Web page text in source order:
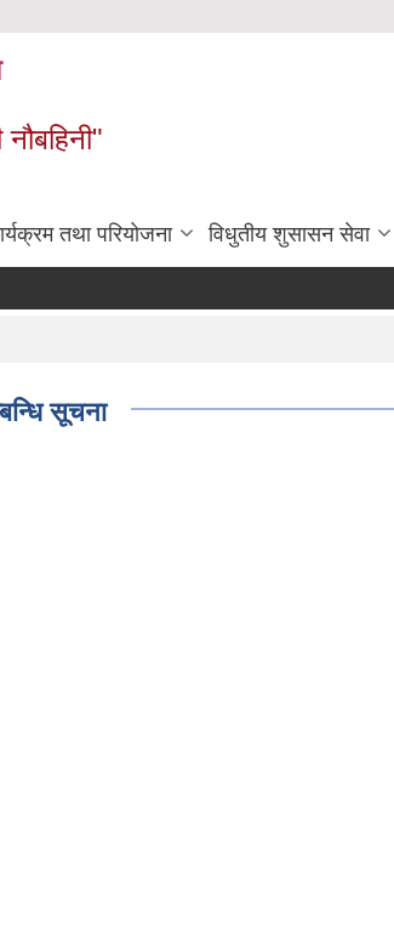
तथा परियोजना विधुतीय शुसासन सेवा
सूचना